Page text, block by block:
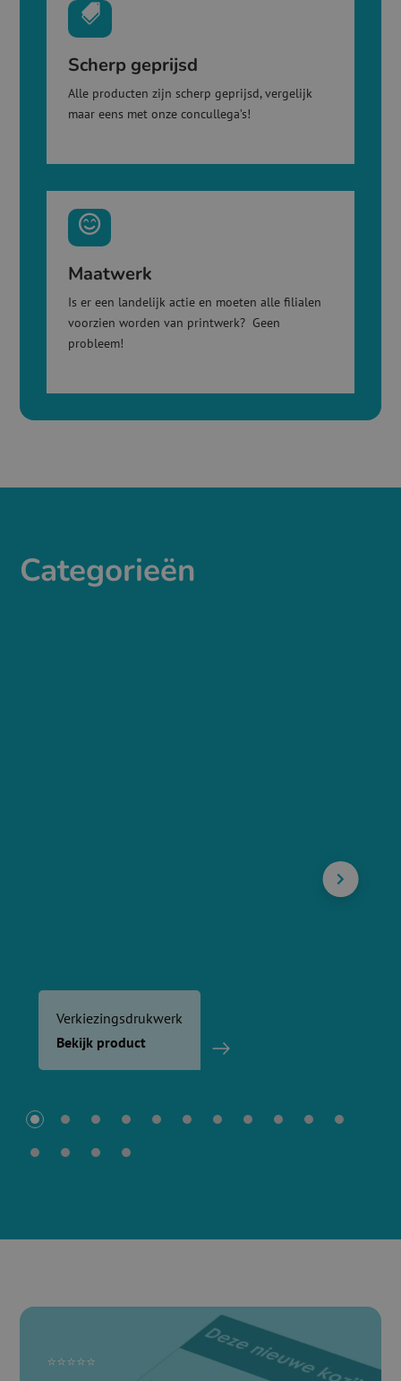

Scherp geprijsd
Alle producten zijn scherp geprijsd, vergelijk
maar eens met onze concullega’s!

Maatwerk
Is er een landelijk actie en moeten alle filialen
voorzien worden van printwerk? Geen
probleem!
Categorieën
Verkiezingsdrukwerk
Bekijk product
⭐⭐⭐⭐⭐